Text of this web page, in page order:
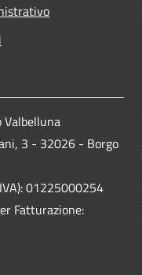
Valbelluna
3 - 32026 - Borgo
01225000254
Fatturazione: